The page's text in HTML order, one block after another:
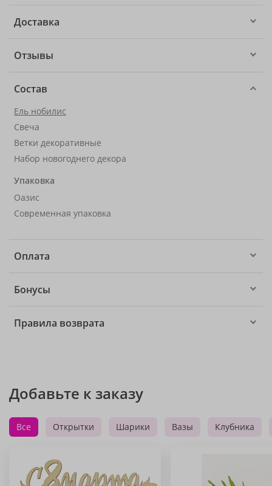
Доставка
Отзывы
Состав
Ель нобилис
Свеча
Ветки декоративные
Набор новогоднего декора
Упаковка
Оазис
Современная упаковка
Оплата
Бонусы
Правила возврата
Добавьте к заказу
Все Открытки Шарики Вазы Клубника